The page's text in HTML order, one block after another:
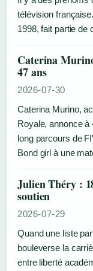
télévision
1998, fait partie
Caterina
47 ans
2026-07-30
Caterina Murino,
Royale, annonce
long parcours de
Bond girl à une
Julien Théry :
soutien
2026-07-29
Quand une liste
bouleverse la
entre liberté